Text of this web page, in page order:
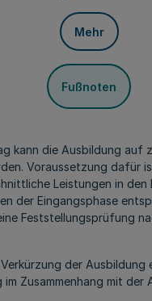
Mehr
Fußnoten
kann die Ausbildung auf
Voraussetzung dafür
Leistungen in den
der Eingangsphase
Feststellungsprüfung
der Ausbildung
im Zusammenhang mit der